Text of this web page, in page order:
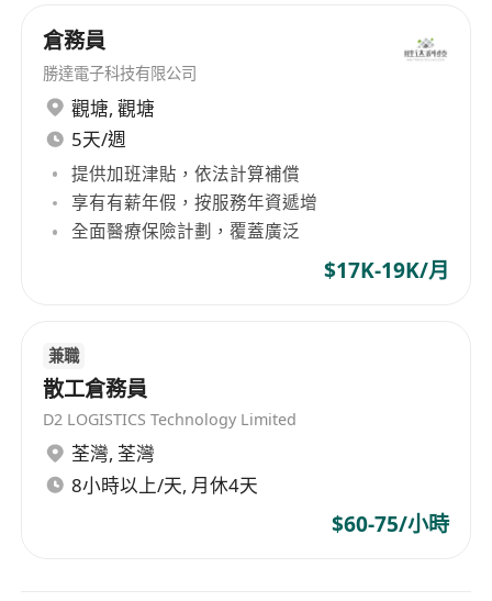
through Shoalter Automation and Shoalter
Technology, HKTV introduces automated retail
stores and systems, utilizing advanced robotics
technologies, self-designed machinery, and
software to fully automate sales and delivery
processes in offline retail stores, providing
constructive technological solutions for future
online retail.
倉務員
勝達電子科技有限公司
觀塘, 觀塘
5天/週
提供加班津貼，依法計算補償
享有有薪年假，按服務年資遞增
全面醫療保險計劃，覆蓋廣泛
$17K-19K/月
兼職
散工倉務員
D2 LOGISTICS Technology Limited
荃灣, 荃灣
8小時以上/天, 月休4天
$60-75/小時